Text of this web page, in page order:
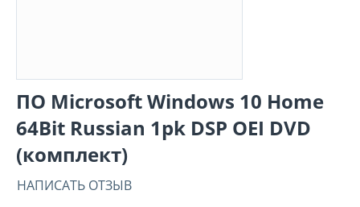
ПО Microsoft Windows 10 Home
64Bit Russian 1pk DSP OEI DVD
(комплект)
НАПИСАТЬ ОТЗЫВ